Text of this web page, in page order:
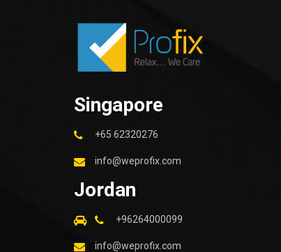
Singapore
+65 62320276
info@weprofix.com
Jordan
+96264000099
info@weprofix.com